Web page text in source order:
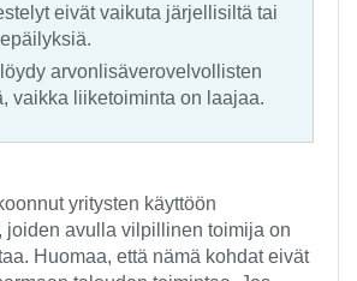
eivät vaikuta järjellisiltä tai
arvonlisäverovelvollisten
vaikka liiketoiminta on laajaa.
yritysten käyttöön
joiden avulla vilpillinen toimija on
Huomaa, että nämä kohdat eivät